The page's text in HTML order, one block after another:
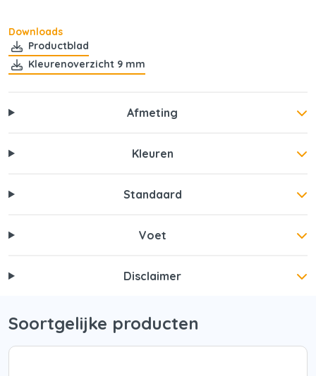
Downloads
Productblad
Kleurenoverzicht 9 mm
Afmeting
Kleuren
Standaard
Voet
Disclaimer
Soortgelijke producten